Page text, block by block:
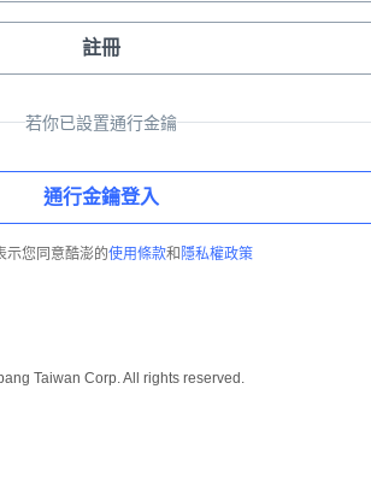
註冊
若你已設置通行金鑰
通行金鑰登入
示您同意酷澎的使用條款和 隱私權政策
Taiwan Corp. All rights reserved.